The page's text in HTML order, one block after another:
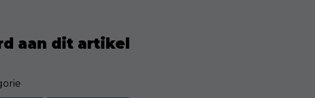
aan dit artikel